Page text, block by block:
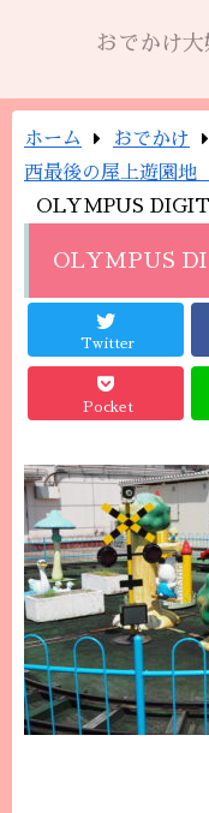
おでかけ
ホーム おでかけ
西最後の屋上遊園地
OLYMPUS
OLYMPUS
Twitter
Pocket